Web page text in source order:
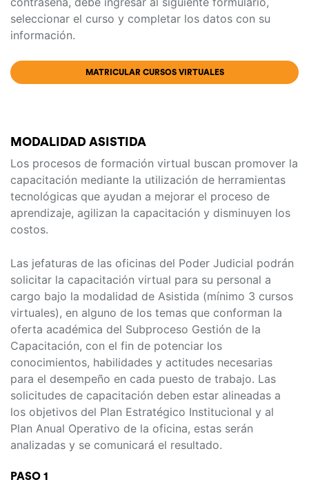
seleccionar el curso y completar los datos con su
información.
MATRICULAR CURSOS VIRTUALES
MODALIDAD ASISTIDA
Los procesos de formación virtual buscan promover la
capacitación mediante la utilización de herramientas
tecnológicas que ayudan a mejorar el proceso de
aprendizaje, agilizan la capacitación y disminuyen los
costos.
Las jefaturas de las oficinas del Poder Judicial podrán
solicitar la capacitación virtual para su personal a
cargo bajo la modalidad de Asistida (mínimo 3 cursos
virtuales), en alguno de los temas que conforman la
oferta académica del Subproceso Gestión de la
Capacitación, con el fin de potenciar los
conocimientos, habilidades y actitudes necesarias
para el desempeño en cada puesto de trabajo. Las
solicitudes de capacitación deben estar alineadas a
los objetivos del Plan Estratégico Institucional y al
Plan Anual Operativo de la oficina, estas serán
analizadas y se comunicará el resultado.
PASO 1